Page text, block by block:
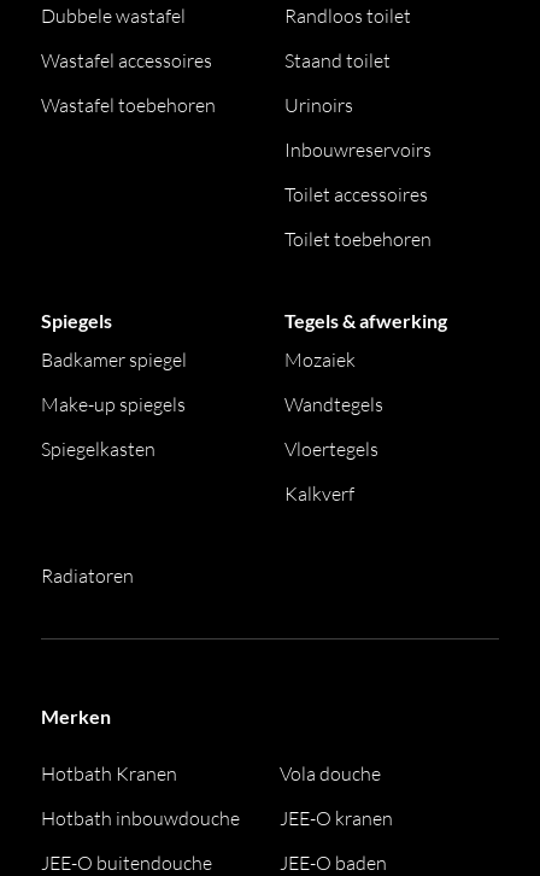
Dubbele wastafel
Wastafel accessoires
Wastafel toebehoren
Randloos toilet
Staand toilet
Urinoirs
Inbouwreservoirs
Toilet accessoires
Toilet toebehoren
Spiegels
Badkamer spiegel
Make-up spiegels
Spiegelkasten
Tegels & afwerking
Mozaiek
Wandtegels
Vloertegels
Kalkverf
Radiatoren
Merken
Hotbath Kranen
Hotbath inbouwdouche
JEE-O buitendouche
Vola douche
JEE-O kranen
JEE-O baden